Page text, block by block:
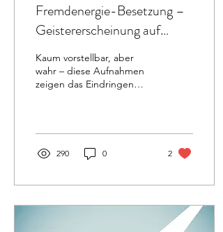
Fremdenergie-Besetzung –
Geistererscheinung auf
Video festgehalten
Kaum vorstellbar, aber
wahr – diese Aufnahmen
zeigen das Eindringen
290 0 2